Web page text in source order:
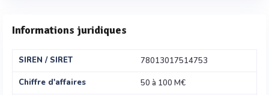
Informations juridiques
SIREN / SIRET
78013017514753
Chiffre d'affaires
50 à 100 M€